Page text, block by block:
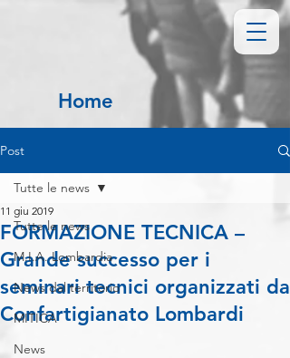
Home
Post
Tutte le news
M.I.A. Lombardia
News dal territorio
MITICA
News
Tutte le news
FORMAZIONE TECNICA –
Grande successo per i
seminari tecnici organizzati da
Confartigianato Lombardi
11 giu 2019